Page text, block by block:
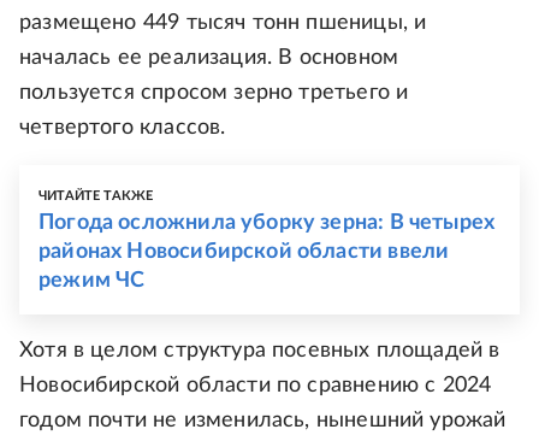
размещено 449 тысяч тонн пшеницы, и
началась ее реализация. В основном
пользуется спросом зерно третьего и
четвертого классов.
ЧИТАЙТЕ ТАКЖЕ
Погода осложнила уборку зерна: В четырех
районах Новосибирской области ввели
режим ЧС
Хотя в целом структура посевных площадей в
Новосибирской области по сравнению с 2024
годом почти не изменилась, нынешний урожай